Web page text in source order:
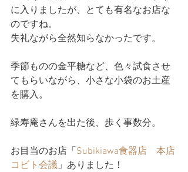
に入りましたが、とても有名なお店な
のですね。
失礼ながら全然知らなかったです。
季節ものの金平糖など、色々試食させ
てもらいながら、小さな小袋のお土産
を購入。
緑寿庵さんを出た後、歩く事数分。
お目当のお店「 Subikiawa食器店　本店
コビト会議」ありました！